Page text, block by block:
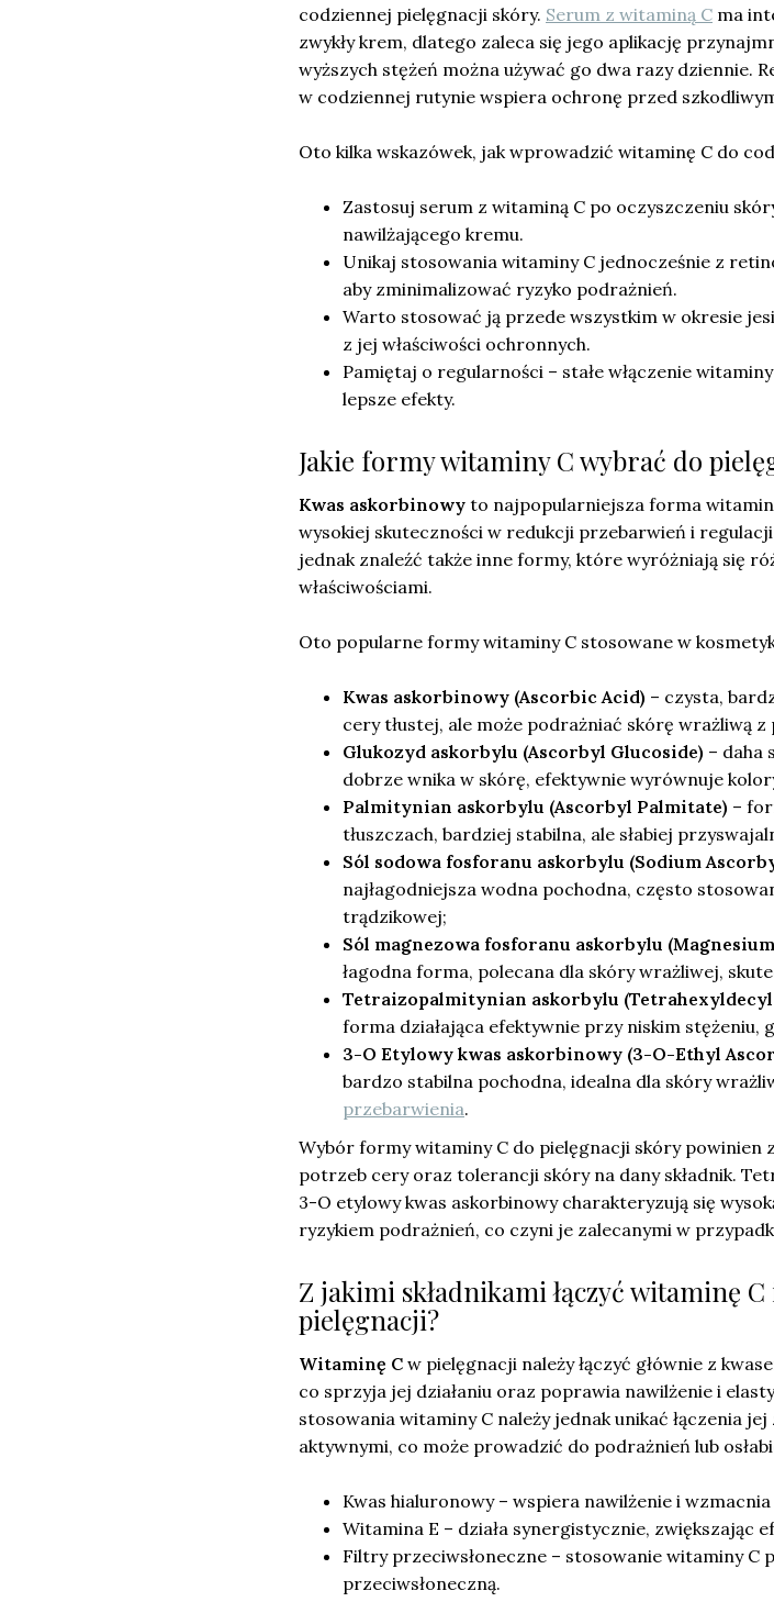
codziennej pielęgnacji skóry. Serum z witaminą C ma
zwykły krem, dlatego zaleca się jego aplikację
wyższych stężeń można używać go dwa razy dziennie.
w codziennej rutynie wspiera ochronę przed
Oto kilka wskazówek, jak wprowadzić witaminę C do
Zastosuj serum z witaminą C po oczyszczeniu
nawilżającego kremu.
Unikaj stosowania witaminy C jednocześnie z
aby zminimalizować ryzyko podrażnień.
Warto stosować ją przede wszystkim w okresie
z jej właściwości ochronnych.
Pamiętaj o regularności – stałe włączenie
lepsze efekty.
Jakie formy witaminy C wybrać do
Kwas askorbinowy to najpopularniejsza forma
wysokiej skuteczności w redukcji przebarwień i
jednak znaleźć także inne formy, które wyróżniają się
właściwościami.
Oto popularne formy witaminy C stosowane w
Kwas askorbinowy (Ascorbic Acid) – czysta,
cery tłustej, ale może podrażniać skórę wrażliwą z
Glukozyd askorbylu (Ascorbyl Glucoside) – daha
dobrze wnika w skórę, efektywnie wyrównuje
Palmitynian askorbylu (Ascorbyl Palmitate) –
tłuszczach, bardziej stabilna, ale słabiej
Sól sodowa fosforanu askorbylu (Sodium
najłagodniejsza wodna pochodna, często
trądzikowej;
Sól magnezowa fosforanu askorbylu
łagodna forma, polecana dla skóry wrażliwej,
Tetraizopalmitynian askorbylu (Tetrahexyldecyl
forma działająca efektywnie przy niskim stężeniu,
3-O Etylowy kwas askorbinowy (3-O-Ethyl
bardzo stabilna pochodna, idealna dla skóry
przebarwienia.
Wybór formy witaminy C do pielęgnacji skóry powinien
potrzeb cery oraz tolerancji skóry na dany składnik.
3-O etylowy kwas askorbinowy charakteryzują się
ryzykiem podrażnień, co czyni je zalecanymi w
Z jakimi składnikami łączyć witaminę
pielęgnacji?
Witaminę C w pielęgnacji należy łączyć głównie z
co sprzyja jej działaniu oraz poprawia nawilżenie i
stosowania witaminy C należy jednak unikać łączenia
aktywnymi, co może prowadzić do podrażnień lub
Kwas hialuronowy – wspiera nawilżenie i
Witamina E – działa synergistycznie, zwiększając
Filtry przeciwsłoneczne – stosowanie witaminy
przeciwsłoneczną.